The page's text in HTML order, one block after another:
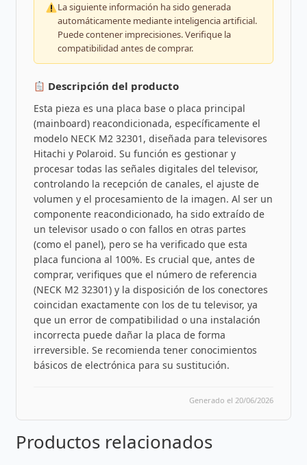
La siguiente información ha sido generada
automáticamente mediante inteligencia artificial.
Puede contener imprecisiones. Verifique la
compatibilidad antes de comprar.
Descripción del producto
Esta pieza es una placa base o placa principal
(mainboard) reacondicionada, específicamente el
modelo NECK M2 32301, diseñada para televisores
Hitachi y Polaroid. Su función es gestionar y
procesar todas las señales digitales del televisor,
controlando la recepción de canales, el ajuste de
volumen y el procesamiento de la imagen. Al ser un
componente reacondicionado, ha sido extraído de
un televisor usado o con fallos en otras partes
(como el panel), pero se ha verificado que esta
placa funciona al 100%. Es crucial que, antes de
comprar, verifiques que el número de referencia
(NECK M2 32301) y la disposición de los conectores
coincidan exactamente con los de tu televisor, ya
que un error de compatibilidad o una instalación
incorrecta puede dañar la placa de forma
irreversible. Se recomienda tener conocimientos
básicos de electrónica para su sustitución.
Generado el 20/06/2026
Productos relacionados